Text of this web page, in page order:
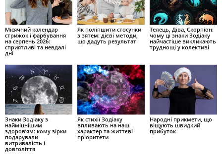
Місячний календар
стрижок і фарбування
на серпень 2026:
сприятливі та невдалі
дні
Як поліпшити стосунки
з зятем: дієві методи,
що дадуть результат
Телець, Діва, Скорпіон:
чому ці знаки Зодіаку
найчастіше викликають
труднощі у колективі
Знаки Зодіаку з
найміцнішим
здоров’ям: кому зірки
подарували
витривалість і
довголіття
Як стихії Зодіаку
впливають на наш
характер та життєві
пріоритети
Народні прикмети, що
віщують швидкий
прибуток